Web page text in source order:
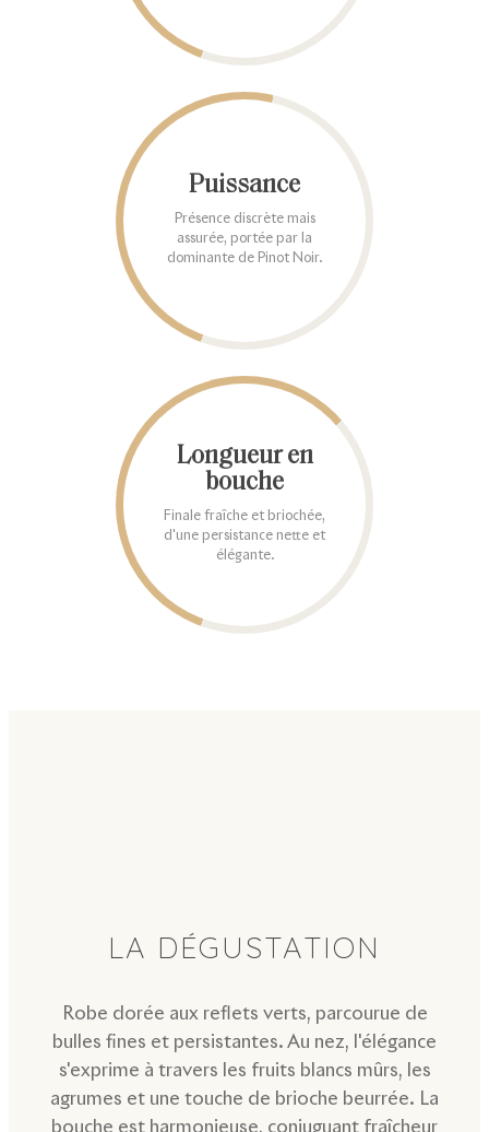
Puissance
Présence discrète mais
assurée, portée par la
dominante de Pinot Noir.
Longueur en
bouche
Finale fraîche et briochée,
d'une persistance nette et
élégante.
LA DÉGUSTATION
Robe dorée aux reflets verts, parcourue de
bulles fines et persistantes. Au nez, l'élégance
s'exprime à travers les fruits blancs mûrs, les
agrumes et une touche de brioche beurrée. La
bouche est harmonieuse, conjuguant fraîcheur